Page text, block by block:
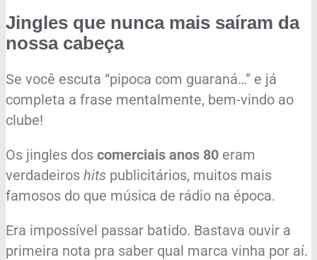
Jingles que nunca mais saíram da
nossa cabeça
Se você escuta “pipoca com guaraná…” e já
completa a frase mentalmente, bem-vindo ao
clube!
Os jingles dos comerciais anos 80 eram
verdadeiros hits publicitários, muitos mais
famosos do que música de rádio na época.
Era impossível passar batido. Bastava ouvir a
primeira nota pra saber qual marca vinha por aí.